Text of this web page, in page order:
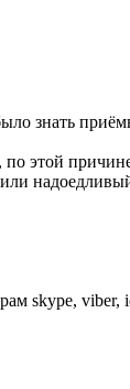
знать
этой
skype, viber,